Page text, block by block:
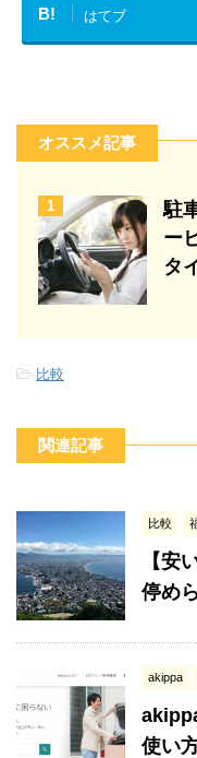
B! はてブ
オススメ記事
1
駐
ー
タ
-比較
関連記事
比較
【安
停め
akippa
使い